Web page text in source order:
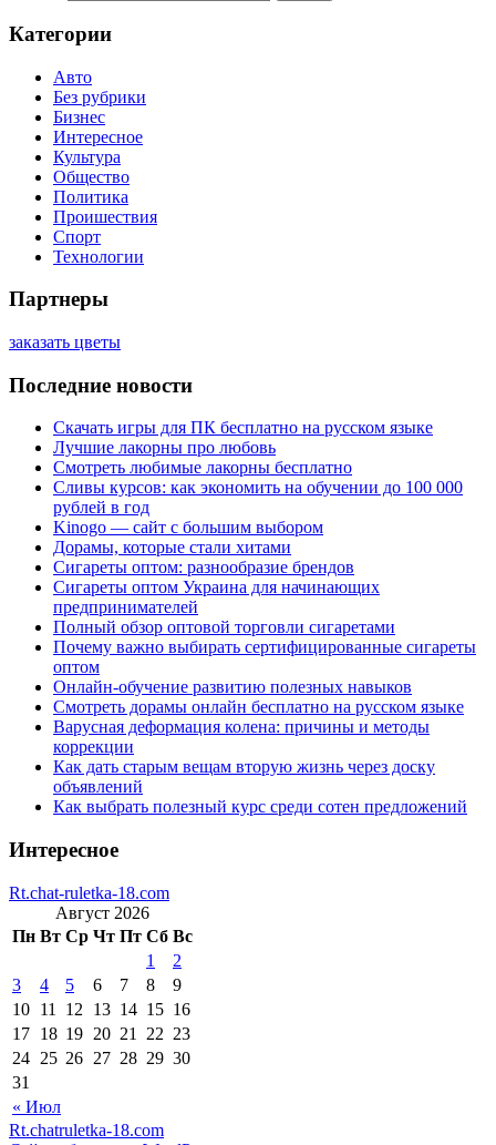
Категории
Авто
Без рубрики
Бизнес
Интересное
Культура
Общество
Политика
Проишествия
Спорт
Технологии
Партнеры
заказать цветы
Последние новости
Скачать игры для ПК бесплатно на русском языке
Лучшие лакорны про любовь
Смотреть любимые лакорны бесплатно
Сливы курсов: как экономить на обучении до 100 000
рублей в год
Kinogo — сайт с большим выбором
Дорамы, которые стали хитами
Сигареты оптом: разнообразие брендов
Сигареты оптом Украина для начинающих
предпринимателей
Полный обзор оптовой торговли сигаретами
Почему важно выбирать сертифицированные сигареты
оптом
Онлайн-обучение развитию полезных навыков
Смотреть дорамы онлайн бесплатно на русском языке
Варусная деформация колена: причины и методы
коррекции
Как дать старым вещам вторую жизнь через доску
объявлений
Как выбрать полезный курс среди сотен предложений
Интересное
Rt.chat-ruletka-18.com
Август 2026
Пн Вт Ср Чт Пт Сб Вс
« Июл
1
2
3
4 5 6 7 8
9
10 11 12 13 14 15 16
17 18 19 20 21 22 23
24 25 26 27 28 29 30
31
Rt.chatruletka-18.com